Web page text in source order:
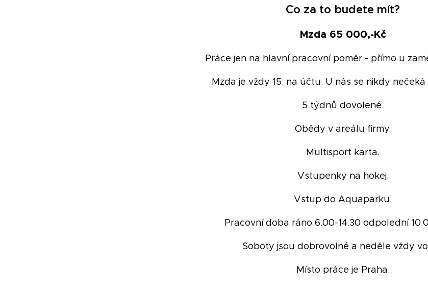
Co za to budete mít?
Mzda 65 000,-Kč
Práce jen na hlavní pracovní poměr - přímo u
Mzda je vždy 15. na účtu. U nás se nikdy
5 týdnů dovolené.
Obědy v areálu firmy.
Multisport karta.
Vstupenky na hokej.
Vstup do Aquaparku.
Pracovní doba ráno 6.00-14.30 odpolední
Soboty jsou dobrovolné a neděle vždy
Místo práce je Praha.